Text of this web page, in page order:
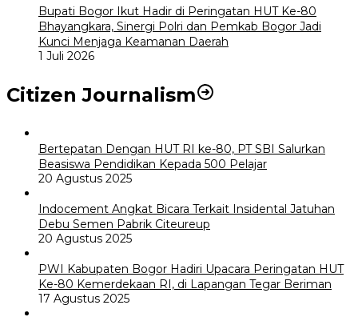
Bupati Bogor Ikut Hadir di Peringatan HUT Ke-80
Bhayangkara, Sinergi Polri dan Pemkab Bogor Jadi
Kunci Menjaga Keamanan Daerah
1 Juli 2026
Citizen Journalism
Bertepatan Dengan HUT RI ke-80, PT SBI Salurkan
Beasiswa Pendidikan Kepada 500 Pelajar
20 Agustus 2025
Indocement Angkat Bicara Terkait Insidental Jatuhan
Debu Semen Pabrik Citeureup
20 Agustus 2025
PWI Kabupaten Bogor Hadiri Upacara Peringatan HUT
Ke-80 Kemerdekaan RI, di Lapangan Tegar Beriman
17 Agustus 2025